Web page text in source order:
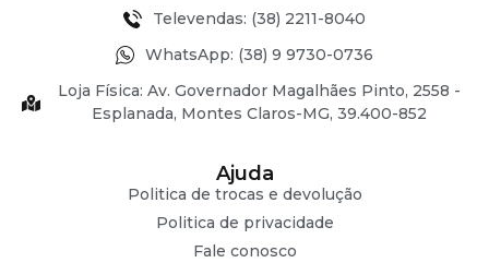
Televendas: (38) 2211-8040
WhatsApp: (38) 9 9730-0736
Loja Física: Av. Governador Magalhães Pinto, 2558 -
Esplanada, Montes Claros-MG, 39.400-852
Ajuda
Politica de trocas e devolução
Politica de privacidade
Fale conosco